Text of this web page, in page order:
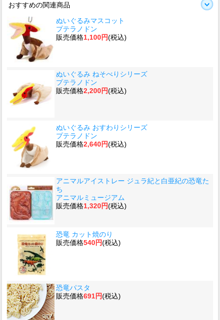
おすすめの関連商品
ぬいぐるみマスコット
プテラノドン
販売価格1,100円(税込)
ぬいぐるみ ねそべりシリーズ
プテラノドン
販売価格2,200円(税込)
ぬいぐるみ おすわりシリーズ
プテラノドン
販売価格2,640円(税込)
アニマルアイストレー ジュラ紀と白亜紀の恐竜た
ち
アニマルミュージアム
販売価格1,320円(税込)
恐竜 カット焼のり
販売価格540円(税込)
恐竜パスタ
販売価格691円(税込)